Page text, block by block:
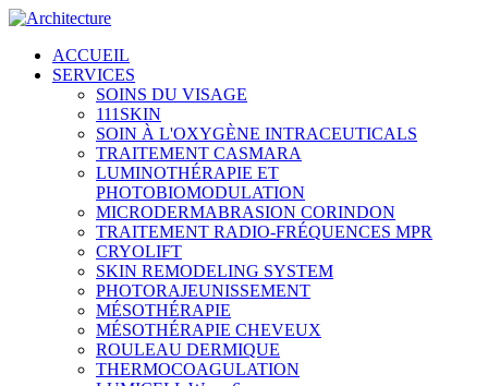
ACCUEIL
SERVICES
SOINS DU VISAGE
111SKIN
SOIN À L'OXYGÈNE INTRACEUTICALS
TRAITEMENT CASMARA
LUMINOTHÉRAPIE ET
PHOTOBIOMODULATION
MICRODERMABRASION CORINDON
TRAITEMENT RADIO-FRÉQUENCES MPR
CRYOLIFT
SKIN REMODELING SYSTEM
PHOTORAJEUNISSEMENT
MÉSOTHÉRAPIE
MÉSOTHÉRAPIE CHEVEUX
ROULEAU DERMIQUE
THERMOCOAGULATION